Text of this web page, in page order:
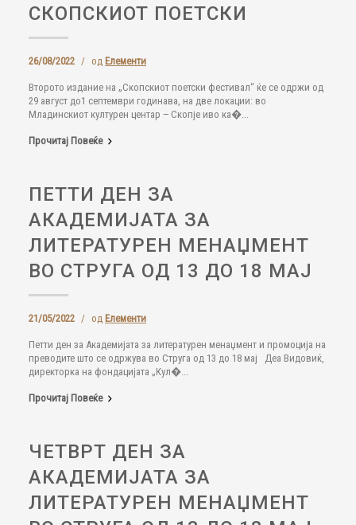
СКОПСКИОТ ПОЕТСКИ
26/08/2022 / од Елементи
Второто издание на „Скопскиот поетски фестивал“ ќе се одржи од
29 август до1 септември годинава, на две локации: во
Младинскиот културен центар ‒ Скопје иво ка�...
Прочитај Повеќе
ПЕТТИ ДЕН ЗА
АКАДЕМИЈАТА ЗА
ЛИТЕРАТУРЕН МЕНАЏМЕНТ
ВО СТРУГА ОД 13 ДО 18 МАЈ
21/05/2022 / од Елементи
Петти ден за Академијата за литературен менаџмент и промоција на
преводите што се одржува во Струга од 13 до 18 мај Деа Видовиќ,
директорка на фондацијата „Кул�...
Прочитај Повеќе
ЧЕТВРТ ДЕН ЗА
АКАДЕМИЈАТА ЗА
ЛИТЕРАТУРЕН МЕНАЏМЕНТ